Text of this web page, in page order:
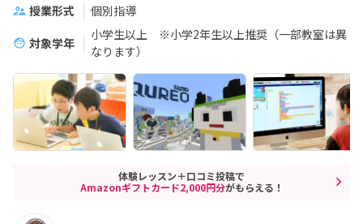
授業形式
個別指導
対象学年
小学生以上 ※小学2年生以上推奨（一部教室は異
なります）
体験レッスン＋口コミ投稿で
Amazonギフトカード2,000円分がもらえる！